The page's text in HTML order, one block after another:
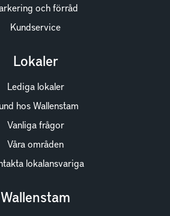
och förråd
Kundservice
Lokaler
Lediga lokaler
hos Wallenstam
Vanliga frågor
Våra områden
lokalansvariga
Wallenstam